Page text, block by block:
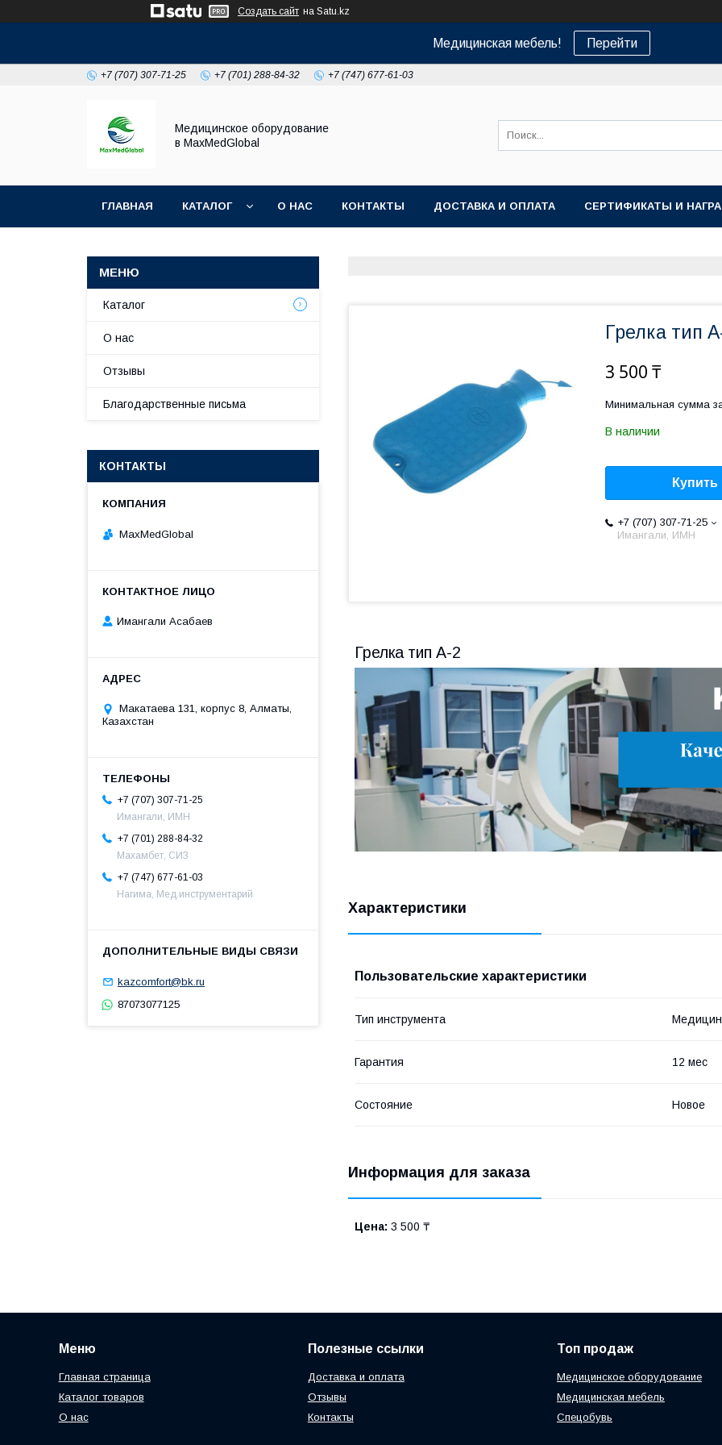
Создать сайт на Satu.kz
Медицинская мебель! Перейти
+7 (707) 307-71-25 +7 (701) 288-84-32 +7 (747) 677-61-03
Медицинское оборудование
в MaxMedGlobal
ГЛАВНАЯ КАТАЛОГ О НАС КОНТАКТЫ ДОСТАВКА И ОПЛАТА СЕРТИФИКАТЫ И
Грелка тип
3 500 ₸
Минимальная сумма
В наличии
Купить
+7 (707) 307-71-25
Имангали, ИМН
Грелка тип А-2
Характеристики
Пользовательские характеристики
Тип инструмента
Гарантия 12 мес
Состояние Новое
Информация для заказа
Цена: 3 500 ₸
Каталог
О нас
Отзывы
Благодарственные письма
КОНТАКТЫ
MaxMedGlobal
Имангали Асабаев
Макатаева 131, корпус 8, Алматы,
Казахстан
+7 (707) 307-71-25
Имангали, ИМН
+7 (701) 288-84-32
Махамбет, СИЗ
+7 (747) 677-61-03
Нагима, Мед.инструментарий
kazcomfort@bk.ru
87073077125
Меню
Главная страница
Каталог товаров
О нас
Полезные ссылки
Доставка и оплата
Отзывы
Контакты
Топ продаж
Медицинское оборудование
Медицинская мебель
Спецобувь